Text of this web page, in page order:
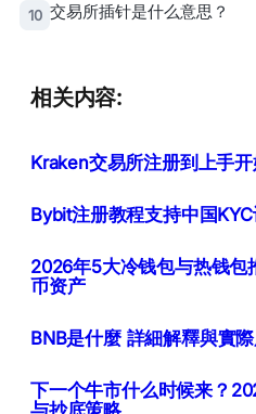
10 交易所插针是什么意思？
相关内容:
Kraken交易所注册到上手
Bybit注册教程支持中国
2026年5大冷钱包与热钱包
币资产
BNB是什麼 詳細解釋與實
下一个牛市什么时候来？